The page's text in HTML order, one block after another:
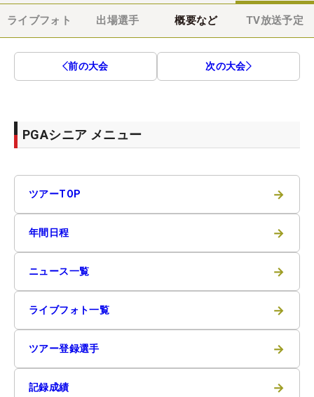
ライブフォト 出場選手 概要など TV放送予定
前の大会 次の大会
PGAシニア メニュー
ツアーTOP →
年間日程 →
ニュース一覧 →
ライブフォト一覧 →
ツアー登録選手 →
記録成績 →